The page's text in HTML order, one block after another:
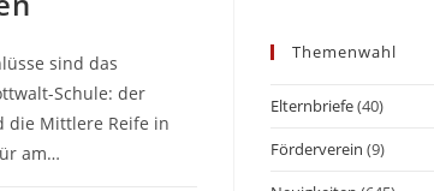
sind das
Schule: der
die Mittlere Reife in
am…
Themenwahl
Elternbriefe(40)
Förderverein (9)